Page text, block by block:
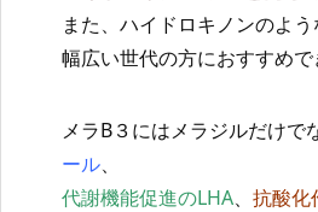
また、ハイドロキノンのよ
幅広い世代の方におすすめ
メラB３にはメラジルだけで
ール、
代謝機能促進のLHA、 抗酸化